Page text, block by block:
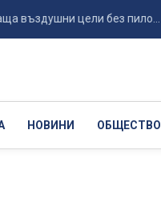
цели без пило...
НОВИНИ ОБЩЕСТВО